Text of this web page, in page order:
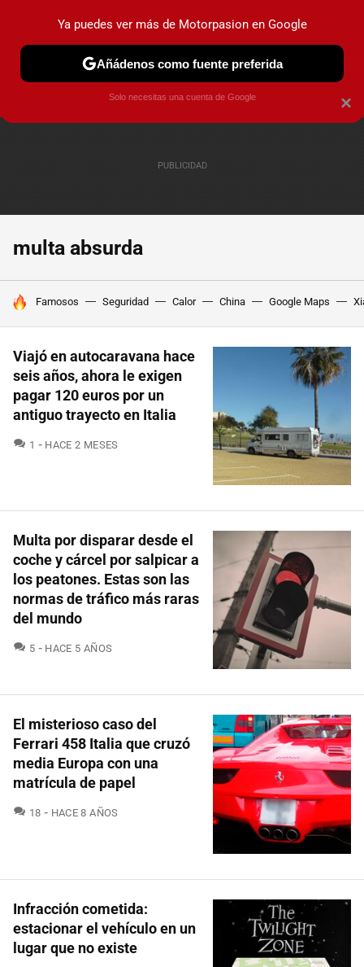
PRUEBAS COCHES ELÉCTRICOS OBSERVATORIO
multa absurda
HOY SE HABLA DE
Famosos Seguridad Calor China Google Maps
Viajó en autocaravana hace
seis años, ahora le exigen
pagar 120 euros por un
antiguo trayecto en Italia
1 COMENTARIOS
HACE 2 MESES
Multa por disparar desde el
coche y cárcel por salpicar a
los peatones. Estas son las
normas de tráfico más raras
del mundo
5 COMENTARIOS
HACE 5 AÑOS
El misterioso caso del
Ferrari 458 Italia que cruzó
media Europa con una
matrícula de papel
18 COMENTARIOS
HACE 8 AÑOS
Infracción cometida:
estacionar el vehículo en un
lugar que no existe
×
Ya puedes ver más de Motorpasion en Google
Añádenos como fuente preferida
Solo necesitas una cuenta de Google